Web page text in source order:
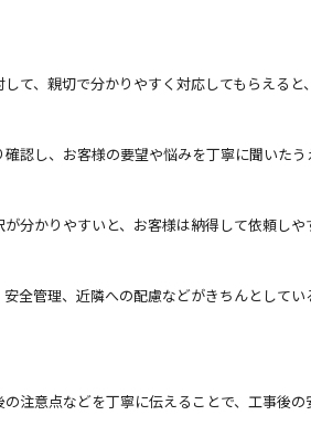
て、親切で分かりやすく対応してもらえる
認し、お客様の要望や悩みを丁寧に聞いたう
分かりやすいと、お客様は納得して依頼しや
全管理、近隣への配慮などがきちんとして
注意点などを丁寧に伝えることで、工事後の